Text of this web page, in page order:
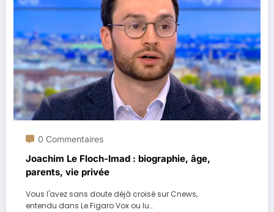
0 Commentaires
Joachim Le Floch-Imad : biographie, âge,
parents, vie privée
Vous l'avez sans doute déjà croisé sur Cnews,
entendu dans Le Figaro Vox ou lu…